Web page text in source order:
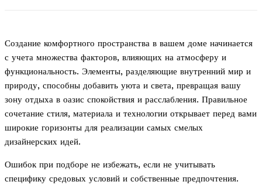
Создание комфортного пространства в вашем доме начинается
с учета множества факторов, влияющих на атмосферу и
функциональность. Элементы, разделяющие внутренний мир и
природу, способны добавить уюта и света, превращая вашу
зону отдыха в оазис спокойствия и расслабления. Правильное
сочетание стиля, материала и технологии открывает перед вами
широкие горизонты для реализации самых смелых
дизайнерских идей.
Ошибок при подборе не избежать, если не учитывать
специфику средовых условий и собственные предпочтения.